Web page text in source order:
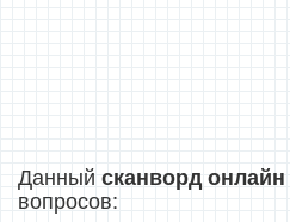
Данный сканворд онлайн
вопросов: